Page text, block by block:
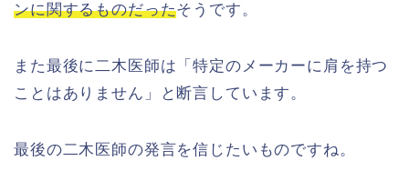
ンに関するものだったそうです。
また最後に二木医師は「特定のメーカーに肩を持つ
ことはありません」と断言しています。
最後の二木医師の発言を信じたいものですね。